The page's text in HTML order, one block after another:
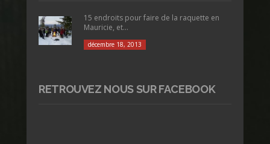
15 endroits pour faire de la raquette en
Mauricie, et...
décembre 18, 2013
RETROUVEZ NOUS SUR FACEBOOK